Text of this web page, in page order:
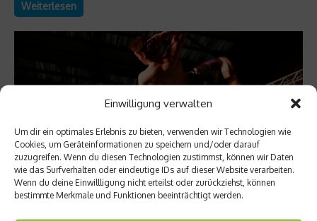
Einwilligung verwalten
Um dir ein optimales Erlebnis zu bieten, verwenden wir Technologien wie
Cookies, um Geräteinformationen zu speichern und/oder darauf
zuzugreifen. Wenn du diesen Technologien zustimmst, können wir Daten
wie das Surfverhalten oder eindeutige IDs auf dieser Website verarbeiten.
Wenn du deine Einwillligung nicht erteilst oder zurückziehst, können
bestimmte Merkmale und Funktionen beeinträchtigt werden.
Weiterlesen